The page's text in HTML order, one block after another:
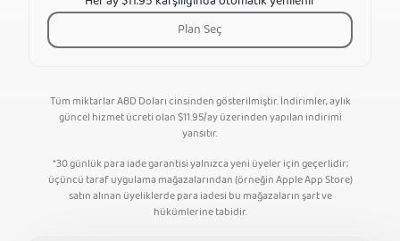
Plan Seç
Tüm miktarlar ABD Doları cinsinden gösterilmiştir. İndirimler, aylık
güncel hizmet ücreti olan$11.95/ay üzerinden yapılan indirimi
yansıtır.
*30 günlük para iade garantisi yalnızca yeni üyeler için geçerlidir;
üçüncü taraf uygulama mağazalarından (örneğin Apple App Store)
satın alınan üyeliklerde para iadesi bu mağazaların şart ve
hükümlerine tabidir.